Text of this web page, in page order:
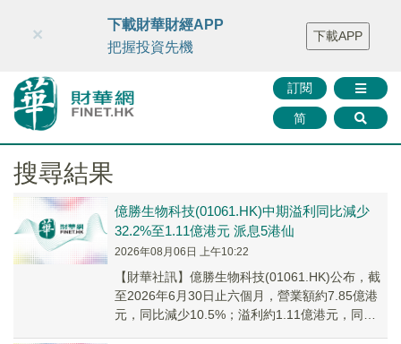
財華智庫網 FINTV FINMETA 財華證券 媒體矩陣
智庫沙龍
聯絡我們
訂閱
简
×
下載財華財經APP
把握投資先機
下載APP
搜尋結果
億勝生物科技(01061.HK)中期溢利同比減少
32.2%至1.11億港元 派息5港仙
2026年08月06日 上午10:22
【財華社訊】億勝生物科技(01061.HK)公布，截
至2026年6月30日止六個月，營業額約7.85億港
元，同比減少10.5%；溢利約1.11億港元，同比